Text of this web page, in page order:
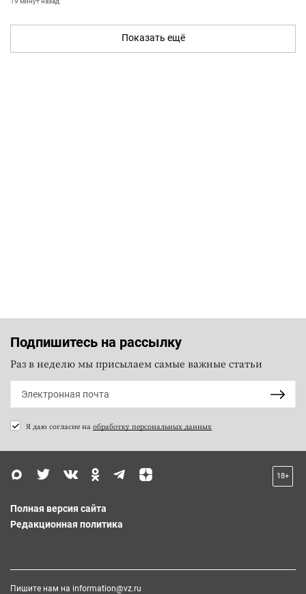
Показать ещё
Подпишитесь на рассылку
Раз в неделю мы присылаем самые важные статьи
Я даю согласие на обработку персональных данных
18+
Полная версия сайта
Редакционная политика
Пишите нам на information@vz.ru